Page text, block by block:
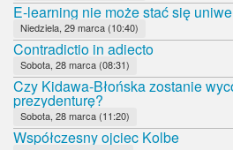
E-learning nie może stać się
Niedziela, 29 marca (10:40)
Contradictio in adiecto
Sobota, 28 marca (08:31)
Czy Kidawa-Błońska zostanie
prezydenturę?
Sobota, 28 marca (11:20)
Współczesny ojciec Kolbe